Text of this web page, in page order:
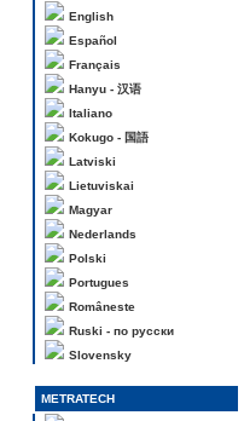
English
Español
Français
Hanyu - 汉语
Italiano
Kokugo - 国語
Latviski
Lietuviskai
Magyar
Nederlands
Polski
Portugues
Româneste
Ruski - по русски
Slovensky
METRATECH